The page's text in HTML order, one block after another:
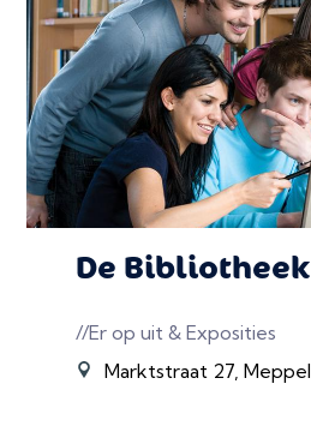
De Bibliotheek
//Er op uit & Exposities
Marktstraat 27, Meppel